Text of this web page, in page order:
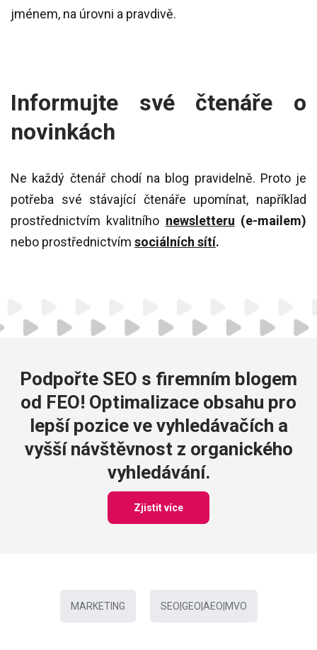
jménem, na úrovni a pravdivě.
Informujte své čtenáře o
novinkách
Ne každý čtenář chodí na blog pravidelně. Proto je
potřeba své stávající čtenáře upomínat, například
prostřednictvím kvalitního newsletteru (e-mailem)
nebo prostřednictvím sociálních sítí.
Podpořte SEO s firemním blogem
od FEO! Optimalizace obsahu pro
lepší pozice ve vyhledávačích a
vyšší návštěvnost z organického
vyhledávání.
Zjistit více
MARKETING SEO|GEO|AEO|MVO